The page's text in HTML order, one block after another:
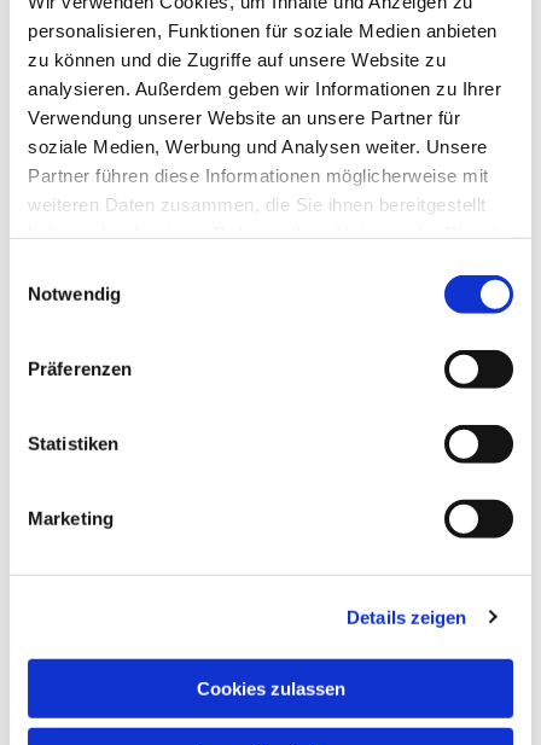
personalisieren, Funktionen für soziale Medien anbieten
zu können und die Zugriffe auf unsere Website zu
analysieren. Außerdem geben wir Informationen zu Ihrer
Verwendung unserer Website an unsere Partner für
soziale Medien, Werbung und Analysen weiter. Unsere
Partner führen diese Informationen möglicherweise mit
weiteren Daten zusammen, die Sie ihnen bereitgestellt
Notwendig
Präferenzen
Statistiken
Marketing
Details zeigen
Cookies zulassen
Dies könnte Sie auch
interessieren